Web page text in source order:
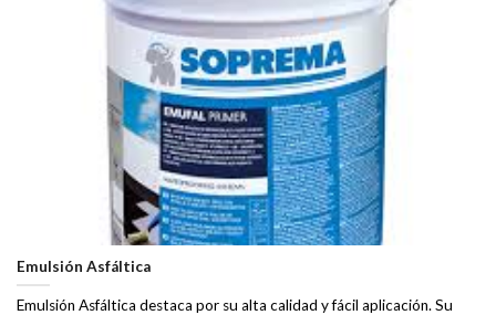
Emulsión Asfáltica
Emulsión Asfáltica destaca por su alta calidad y fácil aplicación. Su